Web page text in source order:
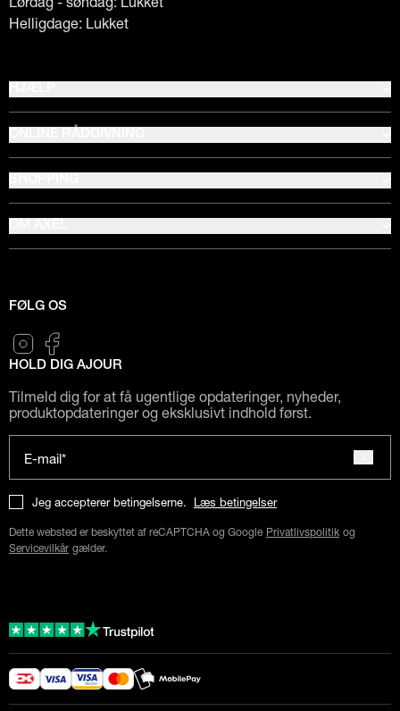
Helligdage: Lukket
FØLG OS
HOLD DIG AJOUR
Tilmeld dig for at få ugentlige opdateringer, nyheder,
produktopdateringer og eksklusivt indhold først.
E-mail*
Jeg accepterer betingelserne. Læs betingelser
Dette websted er beskyttet af reCAPTCHA og Google Privatlivspolitik og
Servicevilkår gælder.